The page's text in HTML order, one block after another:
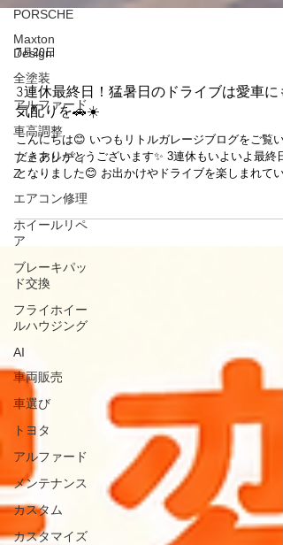
PORSCHE
Maxton
Design
全塗装
アルファード
車高調整
フェアレディ
Z
エアコン修理
ホイールリペ
ア
ブレーキパッ
ド交換
フライホイー
ルハウジング
AI
車両販売
車選び
トヨタ
アルファード
メンテナンス
カスタム
カスタマイズ
7月20日
3連休最終日！猛暑日のドライブは愛車にも
気配りを🚗☀️
こんにちは😊 いつもリトルガレージブログをご覧い
だきありがとうございます✨ 3連休もいよいよ最終日
となりました😊 お出かけやドライブを楽しまれてい
方も多いのではないでしょうか？🚗✨ 本日は最高気
38℃と、厳しい暑さが予想されています🥵☀️ このよ
な猛暑日は、人だけでなくお車にも大きな負担がか
ります。 特に、 🔧 エンジンオイル 🔧 冷却水 🔧 バ
テリー 🔧 エアコンの効き などは、夏場にしっかり
転前や帰宅後に愛車の状態を確認しておくことで、
わぬトラブルの予防にもつながります✨ リトルガレ
ジでは、R35 GT-Rをはじめ、スポーツカーから一般
両まで幅広く点検・メンテナンスを承っております
🔧 「最近エアコンの効きが気になる…」「長距離を
ったので点検してほしい！」 そんなご相談もお気軽
お問い合わせください😊💛 暑い日が続きますので、
分補給や休憩を取りながら、安全運転で素敵な連休
終日をお過ごしください☀️✨ 皆さまのご来店を心よ
お待ちしております�